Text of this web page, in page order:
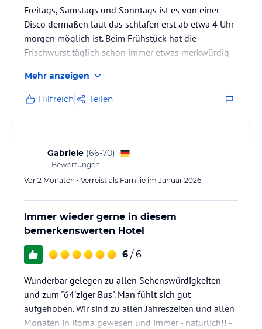
Freitags, Samstags und Sonntags ist es von einer
Disco dermaßen laut das schlafen erst ab etwa 4 Uhr
morgen möglich ist. Beim Frühstück hat die
Frischwurst täglich schon immer etwas merkwürdig
gegessen. Ansonsten ein reichhaltiges Frühstück. Im
Restaurant gibt es hervorragendes Essen.
Beeindruckend ist die Sauberkeit, eine absolut
perfekte Zimmerreinigung, auch sonst im Hotel alles
sauber.
Mehr anzeigen
Hilfreich Teilen
Gabriele (66-70)
1 Bewertungen
Vor 2 Monaten • Verreist als Familie im Januar 2026
Immer wieder gerne in diesem
bemerkenswerten Hotel
6 / 6
Wunderbar gelegen zu allen Sehenswürdigkeiten
und zum "64'ziger Bus". Man fühlt sich gut
aufgehoben. Wir sind zu allen Jahreszeiten und allen
Monaten in Roma gewesen und immer - natürlich!! -